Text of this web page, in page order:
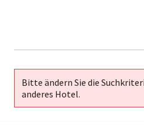
01-02
Bitte ändern Sie die
anderes Hotel.